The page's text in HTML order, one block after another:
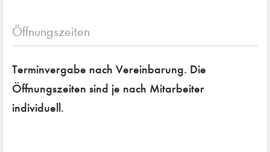
Öffnungszeiten
Terminvergabe nach Vereinbarung. Die
Öffnungszeiten sind je nach Mitarbeiter
individuell.